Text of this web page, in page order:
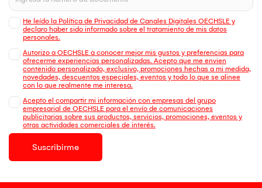
He leído la Política de Privacidad de Canales Digitales OECHSLE y
declaro haber sido informado sobre el tratamiento de mis datos
personales.
Autorizo a OECHSLE a conocer mejor mis gustos y preferencias para
ofrecerme experiencias personalizadas. Acepto que me envien
contenido personalizado, exclusivo, promociones hechas a mi medida,
novedades, descuentos especiales, eventos y todo lo que se alinee
con lo que realmente me interesa.
Acepto el compartir mi información con empresas del grupo
empresarial de OECHSLE para el envío de comunicaciones
publicitarias sobre sus productos, servicios, promociones, eventos y
otras actividades comerciales de interés.
Suscribirme